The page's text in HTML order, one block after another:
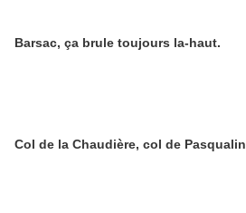
Barsac, ça brule toujours la-haut.
Col de la Chaudière, col de Pasqualin